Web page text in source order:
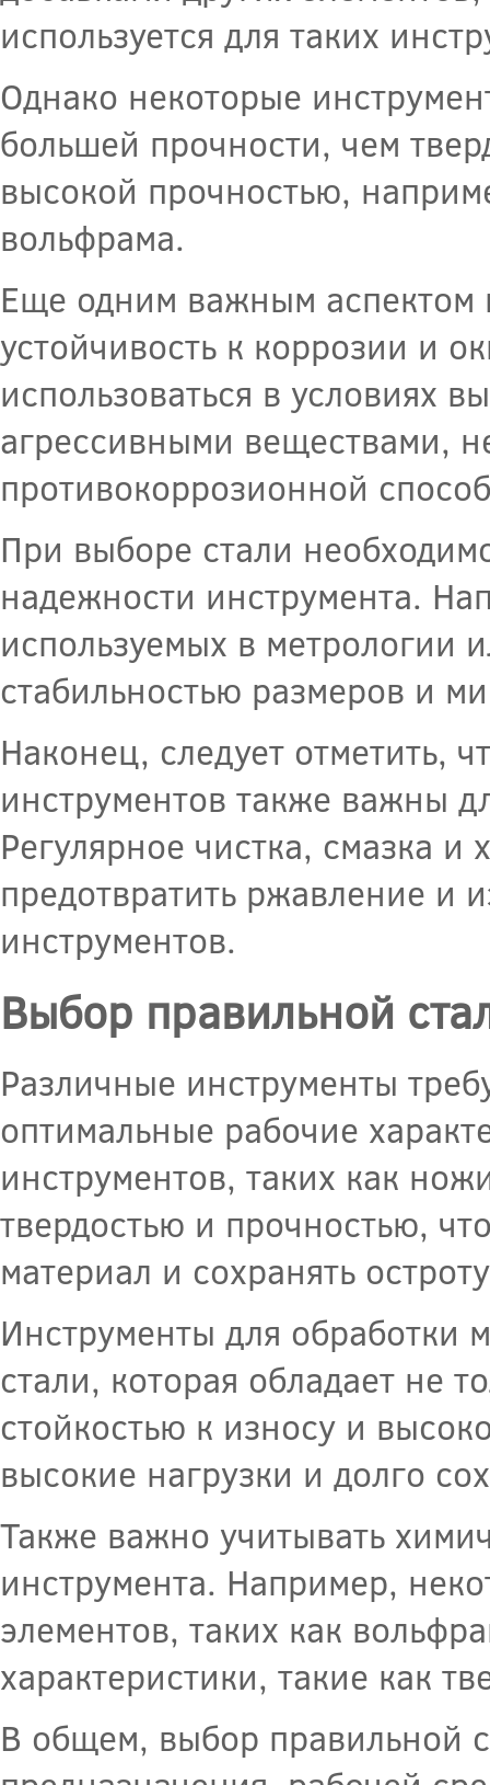
используется для таких
Однако некоторые
большей прочности, чем
высокой прочностью,
вольфрама.
Еще одним важным аспектом
устойчивость к коррозии и
использоваться в условиях
агрессивными веществами,
противокоррозионной
При выборе стали
надежности инструмента.
используемых в метрологии
стабильностью размеров и
Наконец, следует отметить,
инструментов также важны
Регулярное чистка, смазка
предотвратить ржавление и
инструментов.
Выбор правильной
Различные инструменты
оптимальные рабочие
инструментов, таких как
твердостью и прочностью,
материал и сохранять
Инструменты для обработки
стали, которая обладает не
стойкостью к износу и
высокие нагрузки и долго
Также важно учитывать
инструмента. Например,
элементов, таких как
характеристики, такие как
В общем, выбор правильной